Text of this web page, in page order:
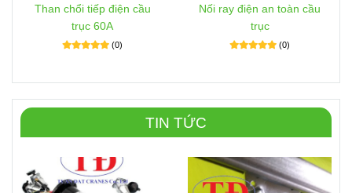
Than chổi tiếp điện cầu
trục 60A
(0)
Nối ray điện an toàn cầu
trục
(0)
TIN TỨC